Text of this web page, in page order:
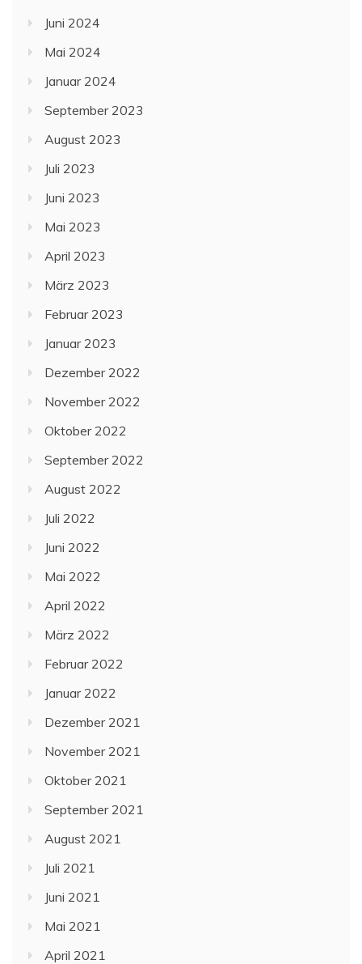
Juni 2024
Mai 2024
Januar 2024
September 2023
August 2023
Juli 2023
Juni 2023
Mai 2023
April 2023
März 2023
Februar 2023
Januar 2023
Dezember 2022
November 2022
Oktober 2022
September 2022
August 2022
Juli 2022
Juni 2022
Mai 2022
April 2022
März 2022
Februar 2022
Januar 2022
Dezember 2021
November 2021
Oktober 2021
September 2021
August 2021
Juli 2021
Juni 2021
Mai 2021
April 2021